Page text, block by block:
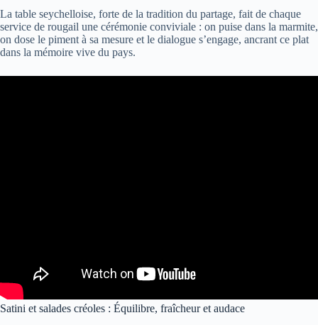
La table seychelloise, forte de la tradition du partage, fait de chaque
service de rougail une cérémonie conviviale : on puise dans la marmite,
on dose le piment à sa mesure et le dialogue s’engage, ancrant ce plat
dans la mémoire vive du pays.
Satini et salades créoles : Équilibre, fraîcheur et audace